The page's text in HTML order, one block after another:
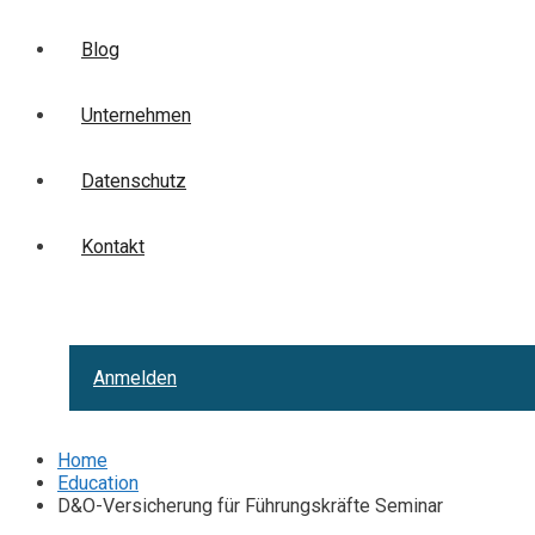
Blog
Unternehmen
Datenschutz
Kontakt
Anmelden
Home
Education
D&O-Versicherung für Führungskräfte Seminar